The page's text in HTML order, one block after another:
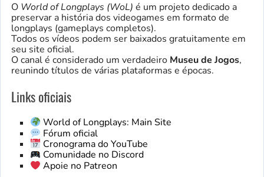
O World of Longplays (WoL) é um projeto dedicado a
preservar a história dos videogames em formato de
longplays (gameplays completos).
Todos os vídeos podem ser baixados gratuitamente em
seu site oficial.
O canal é considerado um verdadeiro Museu de Jogos,
reunindo títulos de várias plataformas e épocas.
Links oficiais
World of Longplays: Main Site
Fórum oficial
Cronograma do YouTube
Comunidade no Discord
Apoie no Patreon